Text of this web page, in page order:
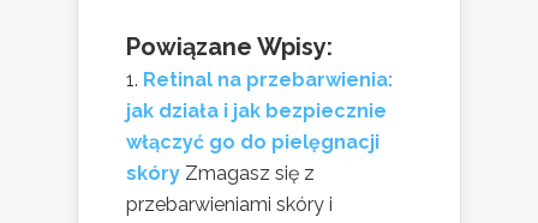
Powiązane Wpisy:
Retinal na przebarwienia:
jak działa i jak bezpiecznie
włączyć go do pielęgnacji
skóry Zmagasz się z
przebarwieniami skóry i